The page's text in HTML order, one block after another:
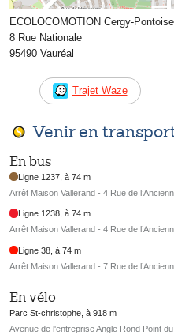
ECOLOCOMOTION Cergy-Pontoise
8 Rue Nationale
95490 Vauréal
Trajet Waze
Venir en
En bus
Ligne 1237, à 74 m
Arrêt Maison Vallerand - 4 Rue de
Ligne 1238, à 74 m
Arrêt Maison Vallerand - 4 Rue de
Ligne 38, à 74 m
Arrêt Maison Vallerand - 7 Rue de
En vélo
Parc St-christophe, à 918 m
Avenue de l'entreprise Angle Rond Point